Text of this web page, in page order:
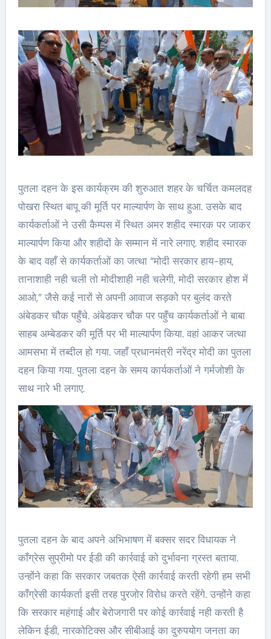
पुतला दहन के इस कार्यक्रम की शुरुआत शहर के चर्चित कमलदह
पोखरा स्थित बापू की मूर्ति पर माल्यार्पण के साथ हुआ. उसके बाद
कार्यकर्ताओं ने उसी कैम्पस में स्थित अमर शहीद स्मारक पर जाकर
माल्यार्पण किया और शहीदों के सम्मान में नारे लगाए. शहीद स्मारक
के बाद वहाँ से कार्यकर्ताओं का जत्था “मोदी सरकार हाय-हाय,
तानाशाही नही चली तो मोदीशाही नही चलेगी, मोदी सरकार होश में
आओ,” जैसे कई नारों से अपनी आवाज सड़को पर बुलंद करते
अंबेडकर चौक पहुँचे. अंबेडकर चौक पर पहुँच कार्यकर्ताओं ने बाबा
साहब अम्बेडकर की मूर्ति पर भी माल्यार्पण किया. वहां आकर जत्था
आमसभा में तब्दील हो गया. जहाँ प्रधानमंत्री नरेंद्र मोदी का पुतला
दहन किया गया. पुतला दहन के समय कार्यकर्ताओं ने गर्मजोशी के
साथ नारे भी लगाए.
पुतला दहन के बाद अपने अभिभाषण में बक्सर सदर विधायक ने
कॉंग्रेस सुप्रीमो पर ईडी की कार्रवाई को दुर्भावना ग्रस्त बताया.
उन्होंने कहा कि सरकार जबतक ऐसी कार्रवाई करती रहेगी हम सभी
कॉंग्रेसी कार्यकर्ता इसी तरह पुरजोर विरोध करते रहेंगे. उन्होंने कहा
कि सरकार महंगाई और बेरोजगारी पर कोई कार्रवाई नही करती है
लेकिन ईडी, नारकोटिक्स और सीबीआई का दुरुपयोग जनता का